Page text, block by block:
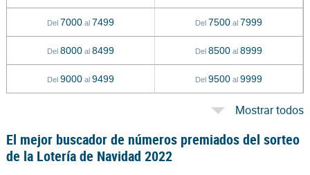
Del 7000al 7499 Del 7500 al 7999
Del 8000al 8499 Del8500 al8999
Del 9000al 9499 Del9500 al9999
Mostrar todos
El mejor buscador de números premiados del sorteo
de la Lotería de Navidad 2022